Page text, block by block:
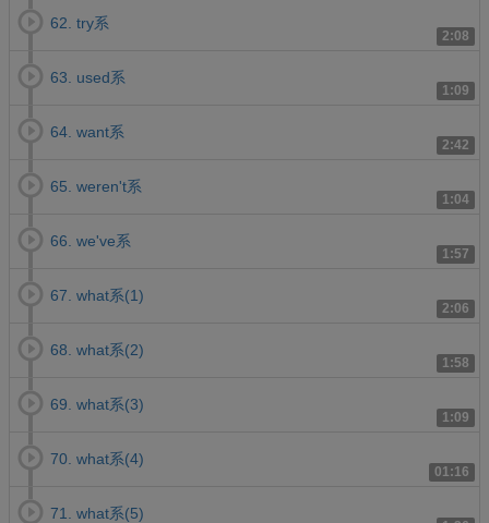
2:08
62. try系
1:09
63. used系
2:42
64. want系
1:04
65. weren't系
1:57
66. we've系
2:06
67. what系(1)
1:58
68. what系(2)
1:09
69. what系(3)
01:16
70. what系(4)
71. what系(5)